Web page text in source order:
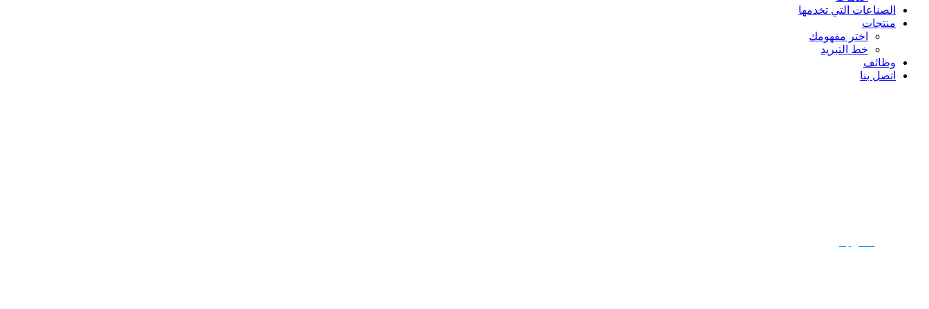
الصناعات التي تخدمها
منتجات
اختر مفهومك
خط التبريد
وظائف
اتصل بنا